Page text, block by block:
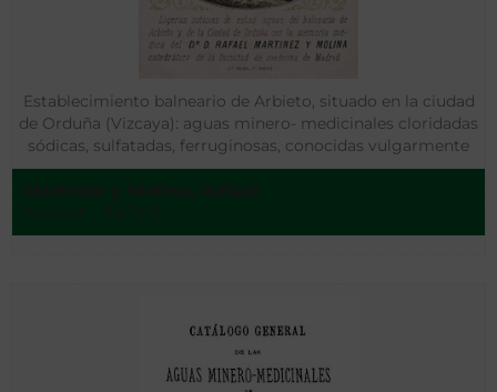
Establecimiento balneario de Arbieto, situado en la ciudad
de Orduña (Vizcaya): aguas minero- medicinales cloridadas
sódicas, sulfatadas, ferruginosas, conocidas vulgarmente
con el nombre de Aguas de La Muera de Orduña